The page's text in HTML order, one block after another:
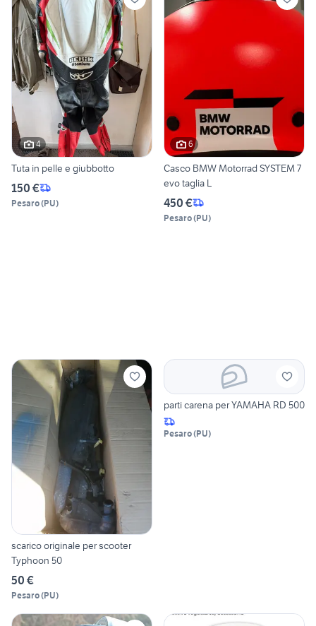
4
Tuta in pelle e giubbotto
150 €
Pesaro(PU)
6
Casco BMW Motorrad SYSTEM 7
evo taglia L
450 €
Pesaro(PU)
scarico originale per scooter
Typhoon 50
50 €
Pesaro(PU)
parti carena per YAMAHA RD 500
Pesaro(PU)